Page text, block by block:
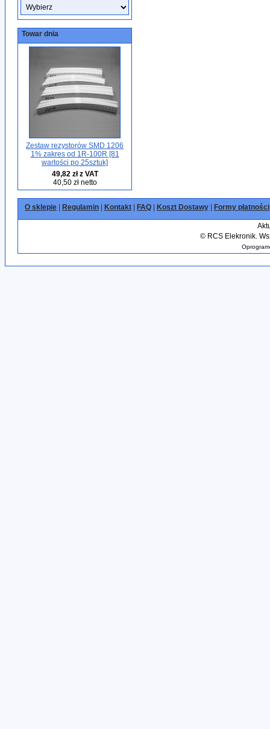
Towar dnia
Zestaw rezystorów SMD 1206
1% zakres od 1R-100R [81
wartości po 25sztuk]
49,82 zł z VAT
40,50 zł netto
O sklepie Regulamin Kontakt FAQ Koszt Dostawy Formy płatności
©RCS Elekronik.